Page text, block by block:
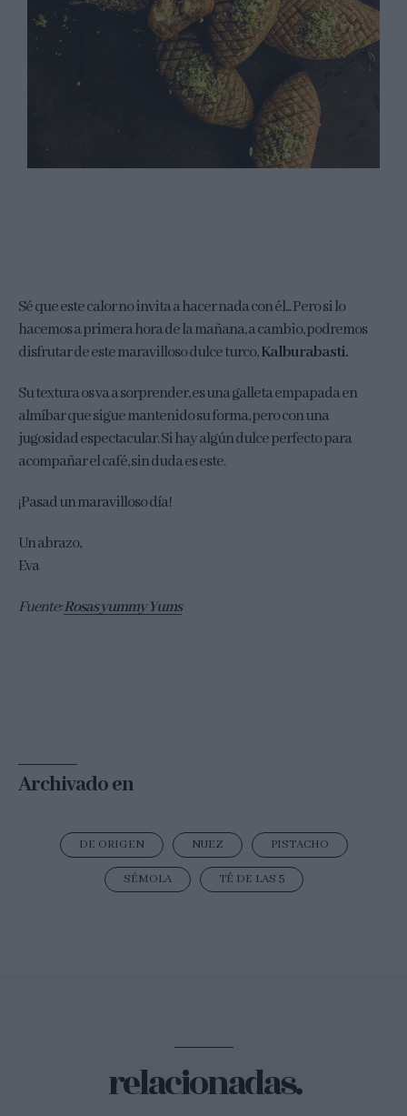
Sé que este calor no invita a hacer nada con él... Pero si lo
hacemos a primera hora de la mañana, a cambio, podremos
disfrutar de este maravilloso dulce turco,Kalburabasti.
Su textura os va a sorprender, es una galleta empapada en
almíbar que sigue mantenido su forma, pero con una
jugosidad espectacular. Si hay algún dulce perfecto para
acompañar el café, sin duda es este.
¡Pasad un maravilloso día!
Un abrazo,
Eva
Fuente:Rosas yummy Yums
Archivado en
DE ORIGEN NUEZ PISTACHO
SÉMOLA TÉ DE LAS 5
relacionadas.